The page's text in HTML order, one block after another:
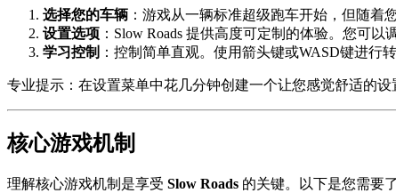
选择您的车辆 ：游戏从一辆标准超级跑车开始，但随着
设置选项 ：Slow Roads 提供高度可定制的体验。您可
学习控制 ：控制简单直观。使用箭头键或WASD键进行
专业提示：在设置菜单中花几分钟创建一个让您感觉舒适的
核心游戏机制
理解核心游戏机制是享受 Slow Roads 的关键。以下是您需要